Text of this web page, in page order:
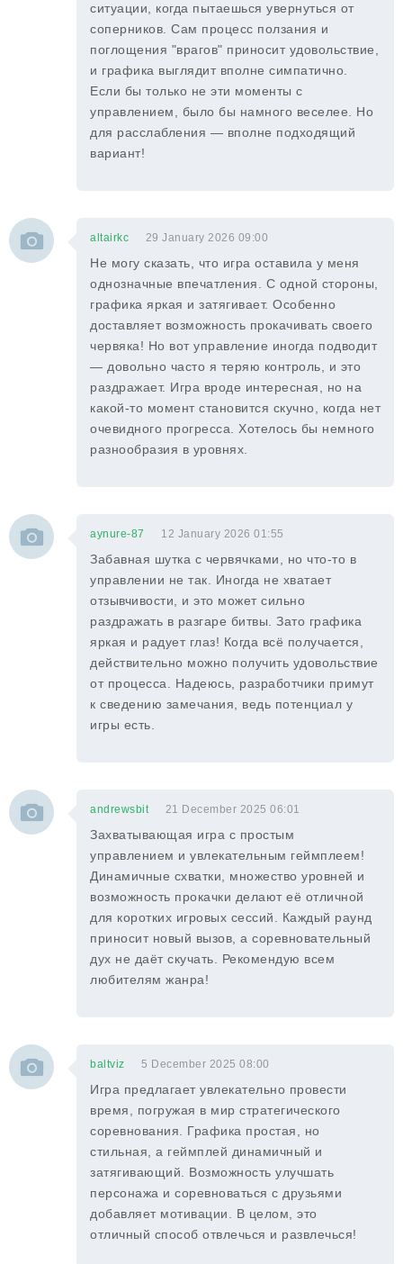
ситуации, когда пытаешься увернуться от
соперников. Сам процесс ползания и
поглощения "врагов" приносит удовольствие,
и графика выглядит вполне симпатично.
Если бы только не эти моменты с
управлением, было бы намного веселее. Но
для расслабления — вполне подходящий
вариант!
altairkc 29 January 2026 09:00
Не могу сказать, что игра оставила у меня
однозначные впечатления. С одной стороны,
графика яркая и затягивает. Особенно
доставляет возможность прокачивать своего
червяка! Но вот управление иногда подводит
— довольно часто я теряю контроль, и это
раздражает. Игра вроде интересная, но на
какой-то момент становится скучно, когда нет
очевидного прогресса. Хотелось бы немного
разнообразия в уровнях.
aynure-87 12 January 2026 01:55
Забавная шутка с червячками, но что-то в
управлении не так. Иногда не хватает
отзывчивости, и это может сильно
раздражать в разгаре битвы. Зато графика
яркая и радует глаз! Когда всё получается,
действительно можно получить удовольствие
от процесса. Надеюсь, разработчики примут
к сведению замечания, ведь потенциал у
игры есть.
andrewsbit 21 December 2025 06:01
Захватывающая игра с простым
управлением и увлекательным геймплеем!
Динамичные схватки, множество уровней и
возможность прокачки делают её отличной
для коротких игровых сессий. Каждый раунд
приносит новый вызов, а соревновательный
дух не даёт скучать. Рекомендую всем
любителям жанра!
baltviz 5 December 2025 08:00
Игра предлагает увлекательно провести
время, погружая в мир стратегического
соревнования. Графика простая, но
стильная, а геймплей динамичный и
затягивающий. Возможность улучшать
персонажа и соревноваться с друзьями
добавляет мотивации. В целом, это
отличный способ отвлечься и развлечься!